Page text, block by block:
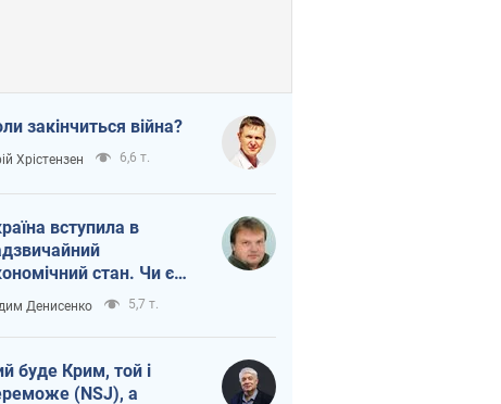
закінчиться війна?
Хрістензен 6,6 т.
вступила в
стан. Чи є
вкінці тунелю?
Денисенко 5,7 т.
буде Крим, той і
(NSJ), а